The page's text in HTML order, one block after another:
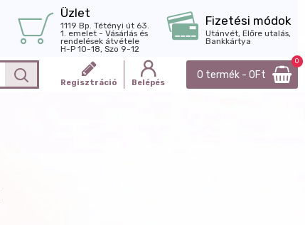
Üzlet
1119 Bp. Tétényi út 63.
1. emelet - Vásárlás és
rendelések átvétele
H-P 10-18, Szo 9-12
Fizetési módok
Utánvét, Előre utalás,
Bankkártya
Regisztráció Belépés
0 termék - 0Ft
0